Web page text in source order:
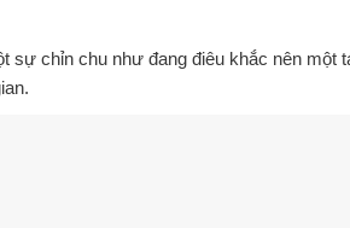
sự chỉn chu như đang điêu khắc nên một
.